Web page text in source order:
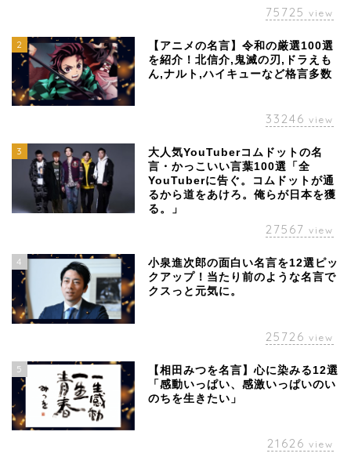
75725 view
2
【アニメの名言】令和の厳選100選
を紹介！北信介,鬼滅の刃,ドラえも
ん,ナルト,ハイキューなど格言多数
33246 view
3
大人気YouTuberコムドットの名
言・かっこいい言葉100選「全
YouTuberに告ぐ。コムドットが通
るから道をあけろ。俺らが日本を獲
る。」
27567 view
4
小泉進次郎の面白い名言を12選ピッ
クアップ！当たり前のような名言で
クスっと元気に。
25726 view
5
【相田みつを名言】心に染みる12選
「感動いっぱい、感激いっぱいのい
のちを生きたい」
21626 view